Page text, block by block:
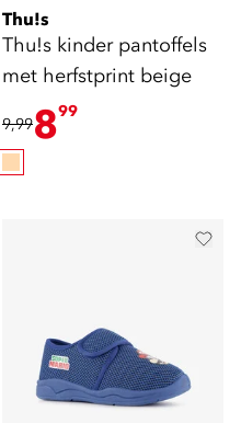
Thu!s
Thu!s kinder pantoffels
met herfstprint beige
9,99899